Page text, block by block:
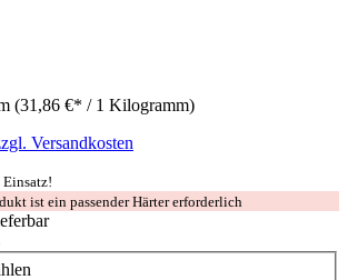
(31,86 €* / 1 Kilogramm)
Versandkosten
ist ein passender Härter erforderlich